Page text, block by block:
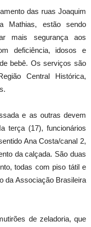
das ruas Joaquim
Mathias, estão sendo
mais segurança aos
deficiência, idosos e
bebê. Os serviços são
Central Histórica,
e as outras devem
terça (17), funcionários
Ana Costa/canal 2,
da calçada. São duas
todas com piso tátil e
da Associação Brasileira
de zeladoria, que